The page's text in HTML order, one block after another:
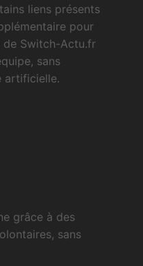
liens présents
pour
de Switch-Actu.fr
sans
artificielle.
grâce à des
sans